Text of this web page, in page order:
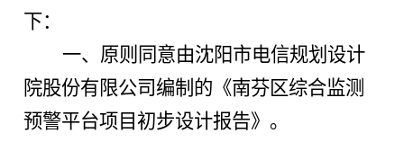
下：
一、 原则同意由沈阳市电信规划设计
院股份有限公司编制的《南芬区综合监测
预警平台项目初步设计报告》。